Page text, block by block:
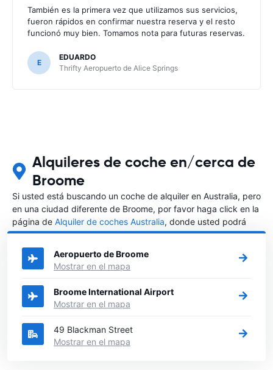
También es la primera vez que utilizamos sus servicios,
fueron rápidos en confirmar nuestra reserva y el resto
funcionó muy bien. Tomamos nota para futuras reservas.
E
EDUARDO
Thrifty Aeropuerto de Alice Springs
Alquileres de coche en/cerca de
Broome
Si usted está buscando un coche de alquiler en Australia, pero
en una ciudad diferente de Broome, por favor haga click en la
página de Alquiler de coches Australia, donde usted podrá
elegir en qué ciudad de Australia desea alquilar un coche.
Aeropuerto de Broome
Mostrar en el mapa
Broome International Airport
Mostrar en el mapa
49 Blackman Street
Mostrar en el mapa